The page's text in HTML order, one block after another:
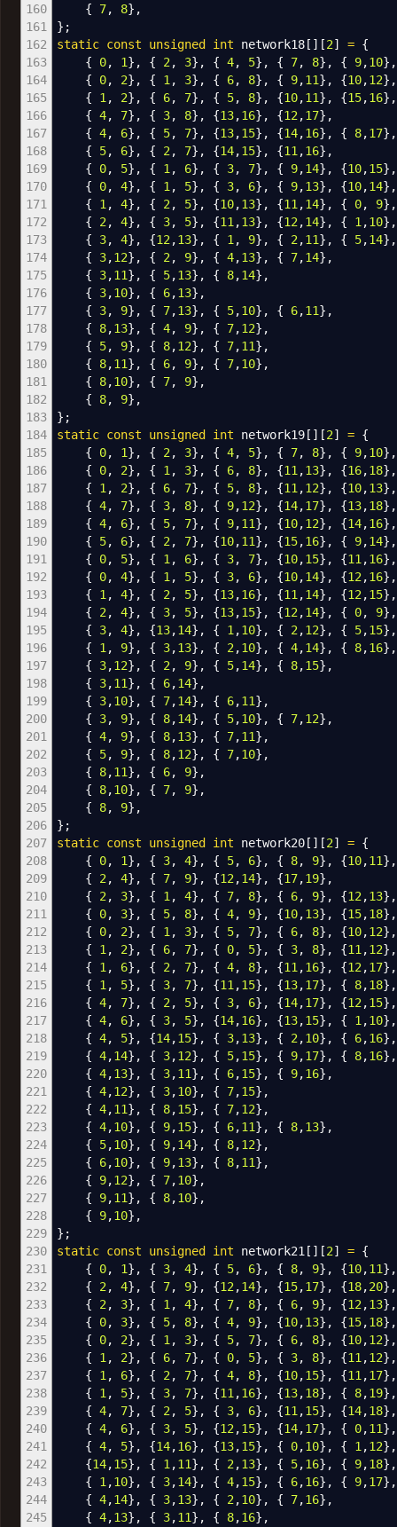
160
161
162
163
164
165
166
167
168
169
170
171
172
173
174
175
176
177
178
179
180
181
182
183
184
185
186
187
188
189
190
191
192
193
194
195
196
197
198
199
200
201
202
203
204
205
206
207
208
209
210
211
212
213
214
215
216
217
218
219
220
221
222
223
224
225
226
227
228
229
230
231
232
233
234
235
236
237
238
239
240
241
242
243
244
245
{
7, 8} ,
} ;
static const unsigned int network18[ ] [2] = {
{
0, 1} , { 2, 3} , { 4, 5} , { 7, 8} , { 9,10}
{
0, 2} , { 1, 3} , { 6, 8} , { 9,11} , {10,12}
{
1, 2} , { 6, 7} , { 5, 8} , {10,11} , {15,16}
{ 4, 7} , { 3, 8} , {13,16} , {12,17} ,
{ 4, 6} , { 5, 7} , {13,15} , {14,16} , { 8,17} ,
{
5, 6} , { 2, 7} , {14,15} , {11,16} ,
{
0, 5} , { 1, 6} , { 3, 7} , { 9,14} , {10,15}
{
0, 4} , { 1, 5} , { 3, 6} , { 9,13} , {10,14}
{
1, 4} , { 2, 5} , {10,13} , {11,14} , { 0, 9}
{
2, 4} , { 3, 5} , {11,13} , {12,14} , { 1,10}
{
3, 4} , {12,13} , { 1, 9} , { 2,11} , { 5,14}
{
3,12} , { 2, 9} , { 4,13} , { 7,14} ,
{
3,11} , { 5,13} , { 8,14} ,
{
3,10} , { 6,13} ,
{
3, 9} , { 7,13} , { 5,10} , { 6,11} ,
{
8,13} , { 4, 9} , { 7,12} ,
{
5, 9} , { 8,12} , { 7,11} ,
{
8,11} , { 6, 9} , { 7,10} ,
{
8,10} , { 7, 9} ,
{
8, 9} ,
} ;
static const unsigned int network19[ ] [2] = {
{
0, 1} , { 2, 3} , { 4, 5} , { 7, 8} , { 9,10}
{
0, 2} , { 1, 3} , { 6, 8} , {11,13} , {16,18} ,
{
1, 2} , { 6, 7} , { 5, 8} , {11,12} , {10,13}
{ 4, 7} , { 3, 8} , { 9,12} , {14,17} , {13,18} ,
{ 4, 6} , { 5, 7} , { 9,11} , {10,12} , {14,16}
{
5, 6} , { 2, 7} , {10,11} , {15,16} , { 9,14}
{
0, 5} , { 1, 6} , { 3, 7} , {10,15} , {11,16}
{
0, 4} , { 1, 5} , { 3, 6} , {10,14} , {12,16}
{
1, 4} , { 2, 5} , {13,16} , {11,14} , {12,15}
{
2, 4} , { 3, 5} , {13,15} , {12,14} , { 0, 9}
{
3, 4} , {13,14} , { 1,10} , { 2,12} , { 5,15}
{
1, 9} , { 3,13} , { 2,10} , { 4,14} , { 8,16}
{
3,12} , { 2, 9} , { 5,14} , { 8,15} ,
{
3,11} , { 6,14} ,
{
3,10} , { 7,14} , { 6,11} ,
{
3, 9} , { 8,14} , { 5,10} , { 7,12} ,
{ 4, 9} , { 8,13} , { 7,11} ,
{
5, 9} , { 8,12} , { 7,10} ,
{
8,11} , { 6, 9} ,
{
8,10} , { 7, 9} ,
{
8, 9} ,
} ;
static const unsigned int network20[ ] [2] = {
{
0, 1} , { 3, 4} , { 5, 6} , { 8, 9} , {10,11}
{
2, 4} , { 7, 9} , {12,14} , {17,19} ,
{
2, 3} , { 1, 4} , { 7, 8} , { 6, 9} , {12,13}
{
0, 3} , { 5, 8} , { 4, 9} , {10,13} , {15,18}
{
0, 2} , { 1, 3} , { 5, 7} , { 6, 8} , {10,12}
{
1, 2} , { 6, 7} , { 0, 5} , { 3, 8} , {11,12}
{
1, 6} , { 2, 7} , { 4, 8} , {11,16} , {12,17}
{
1, 5} , { 3, 7} , {11,15} , {13,17} , { 8,18} ,
{ 4, 7} , { 2, 5} , { 3, 6} , {14,17} , {12,15}
{ 4, 6} , { 3, 5} , {14,16} , {13,15} , { 1,10}
{ 4, 5} , {14,15} , { 3,13} , { 2,10} , { 6,16}
{ 4,14} , { 3,12} , { 5,15} , { 9,17} , { 8,16} ,
{ 4,13} , { 3,11} , { 6,15} , { 9,16} ,
{ 4,12} , { 3,10} , { 7,15} ,
{ 4,11} , { 8,15} , { 7,12} ,
{ 4,10} , { 9,15} , { 6,11} , { 8,13} ,
{
5,10} , { 9,14} , { 8,12} ,
{
6,10} , { 9,13} , { 8,11} ,
{
9,12} , { 7,10} ,
{
9,11} , { 8,10} ,
{
9,10} ,
} ;
static const unsigned int network21[ ] [2] = {
{
0, 1} , { 3, 4} , { 5, 6} , { 8, 9} , {10,11}
{
2, 4} , { 7, 9} , {12,14} , {15,17} , {18,20} ,
{
2, 3} , { 1, 4} , { 7, 8} , { 6, 9} , {12,13}
{
0, 3} , { 5, 8} , { 4, 9} , {10,13} , {15,18}
{
0, 2} , { 1, 3} , { 5, 7} , { 6, 8} , {10,12}
{
1, 2} , { 6, 7} , { 0, 5} , { 3, 8} , {11,12}
{
1, 6} , { 2, 7} , { 4, 8} , {10,15} , {11,17}
{
1, 5} , { 3, 7} , {11,16} , {13,18} , { 8,19} ,
{ 4, 7} , { 2, 5} , { 3, 6} , {11,15} , {14,18}
{ 4, 6} , { 3, 5} , {12,15} , {14,17} , { 0,11}
{ 4, 5} , {14,16} , {13,15} , { 0,10} , { 1,12}
{14,15} , { 1,11} , { 2,13} , { 5,16} , { 9,18}
{
1,10} , { 3,14} , { 4,15} , { 6,16} , { 9,17} ,
{ 4,14} , { 3,13} , { 2,10} , { 7,16} ,
{ 4,13} , { 3,11} , { 8,16} ,